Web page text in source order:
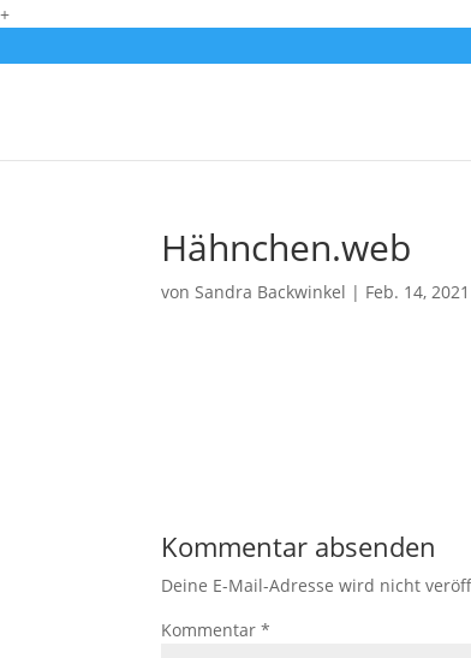
+
Hähnchen.web
vonSandra Backwinkel | Feb. 14, 2021
Kommentar absenden
Deine E-Mail-Adresse wird nicht
Kommentar*